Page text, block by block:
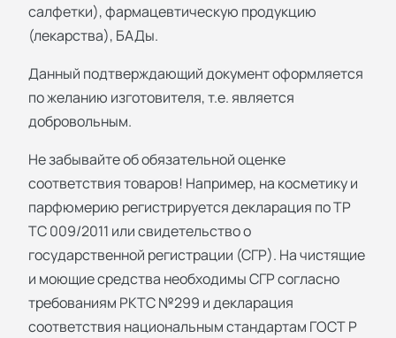
салфетки), фармацевтическую продукцию
(лекарства), БАДы.
Данный подтверждающий документ оформляется
по желанию изготовителя, т.е. является
добровольным.
Не забывайте об обязательной оценке
соответствия товаров! Например, на косметику и
парфюмерию регистрируется декларация по ТР
ТС 009/2011 или свидетельство о
государственной регистрации (СГР). На чистящие
и моющие средства необходимы СГР согласно
требованиям РКТС №299 и декларация
соответствия национальным стандартам ГОСТ Р